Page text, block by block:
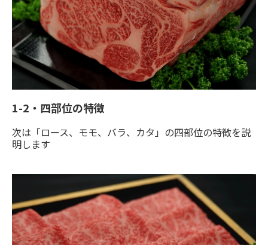
1-2・四部位の特徴
次は「ロース、モモ、バラ、カタ」の四部位の特徴を説
明します